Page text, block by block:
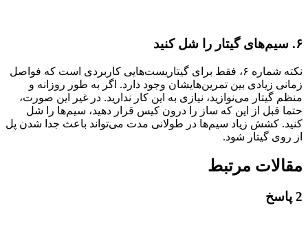
۶. سیم‌های گیتار را شل کنید
نکته شماره ۶، فقط برای گیتاریست‌هایی کاربردی است که فواصل
زمانی زیادی بین تمرین‌هایشان وجود دارد. اگر به طور روزانه و
منظم گیتار می‌نوازید، نیازی به این کار ندارید. در غیر این صورت،
حتما قبل از این که ساز را درون کیس قرار دهید، سیم‌ها را شل
کنید. کشش زیاد سیم‌ها در طولانی مدت می‌تواند باعث جدا شدن پل
از روی گیتار شود.
مقالات مرتبط
2 پاسخ